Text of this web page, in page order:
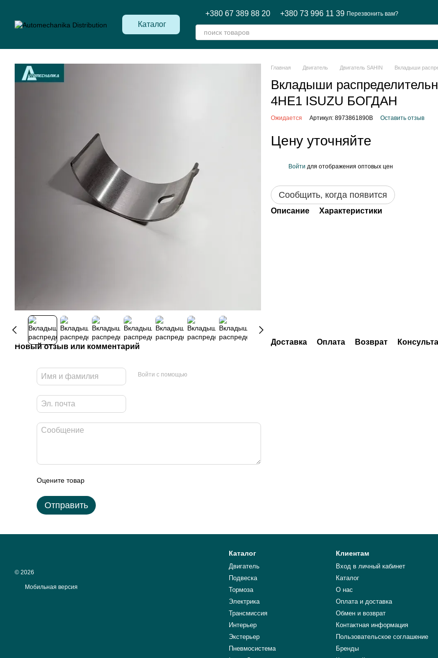
Каталог
+380 67 389 88 20 +380 73 996 11 39 Перезвонить вам?
Новый отзыв или комментарий
Войти с помощью
Оцените товар
Отправить
Главная Двигатель Двигатель SAHIN Вкладыши
Вкладыши
4HE1 ISUZU БОГДАН
Ожидается Артикул: 8973861890В Оставить отзыв
Цену уточняйте
Войти для отображения оптовых цен
Сообщить, когда появится
Описание Характеристики
Доставка Оплата Возврат
© 2026
Мобильная версия
Каталог
Двигатель
Подвеска
Тормоза
Электрика
Трансмиссия
Интерьер
Экстерьер
Пневмосистема
Клиентам
Вход в личный кабинет
Каталог
О нас
Оплата и доставка
Обмен и возврат
Контактная информация
Пользовательское соглашение
Бренды